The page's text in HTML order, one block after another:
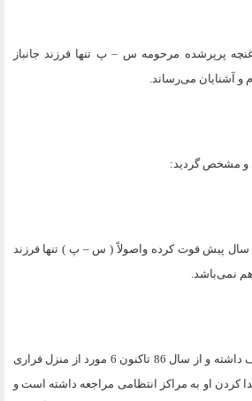
پرپرشده مرحومه س – پ تنها فرزند جانباز
و آشنایان می‌رساند.
و مشخص گردید:
سال پیش فوت کرده واصولاً ( س – پ ) تنها فرزند
نمی‌باشد.
مشاراليها با مادرش اختلاف داشته و از سال 86 تاکنون 6 مورد از منزل فراری
کردن او به مراکز انتظامی مراجعه داشته است و